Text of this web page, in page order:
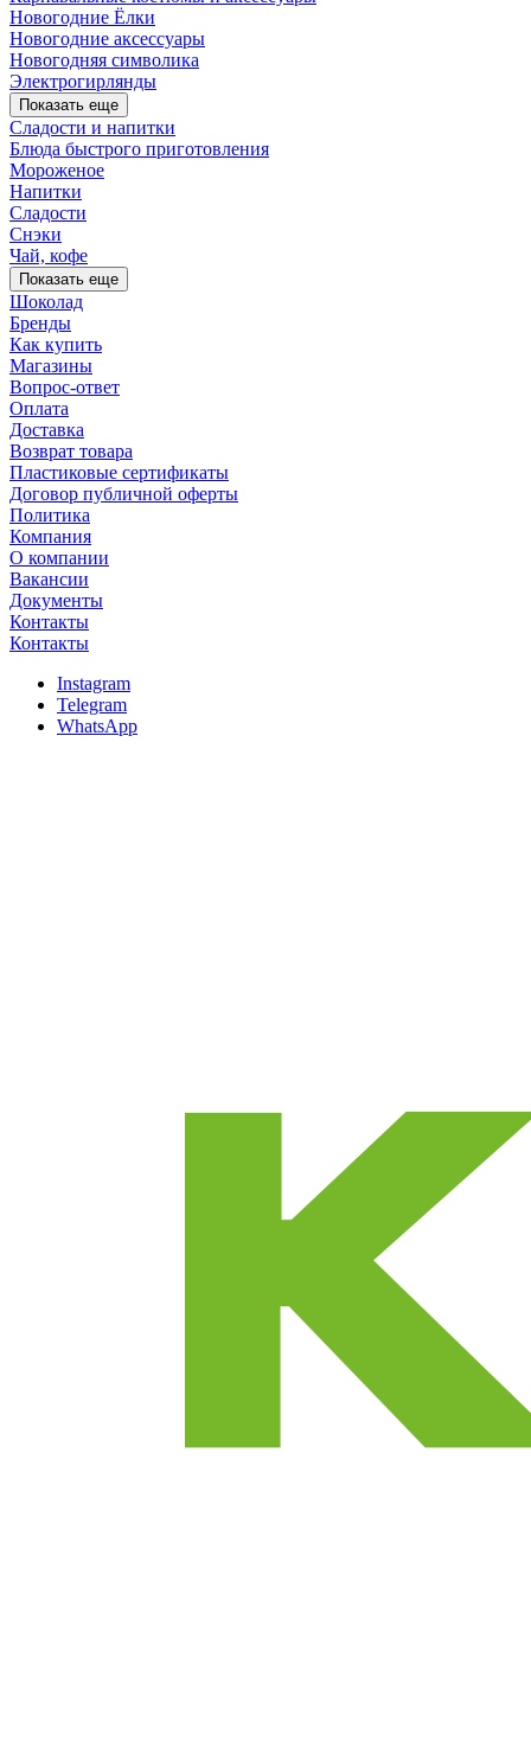
Новогодние Ёлки
Новогодние аксессуары
Новогодняя символика
Электрогирлянды
Показать еще
Сладости и напитки
Блюда быстрого приготовления
Мороженое
Напитки
Сладости
Снэки
Чай, кофе
Показать еще
Шоколад
Бренды
Как купить
Магазины
Вопрос-ответ
Оплата
Доставка
Возврат товара
Пластиковые сертификаты
Договор публичной оферты
Политика
Компания
О компании
Вакансии
Документы
Контакты
Контакты
Instagram
Telegram
WhatsApp